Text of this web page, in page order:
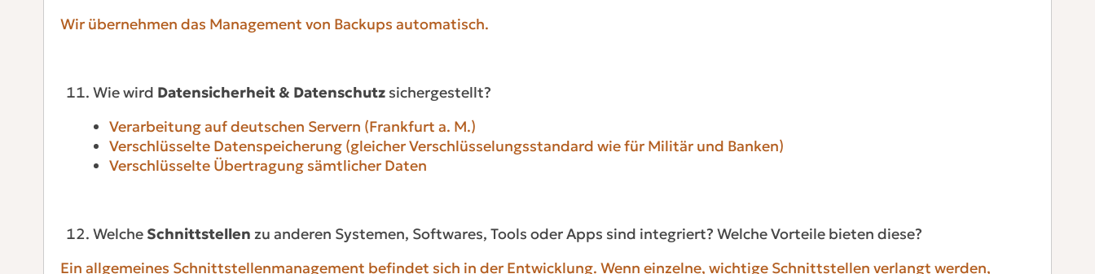
Wir übernehmen das Management von Backups automatisch.
Wie wird Datensicherheit & Datenschutzsichergestellt?
Verarbeitung auf deutschen Servern (Frankfurt a. M.)
Verschlüsselte Datenspeicherung (gleicher Verschlüsselungsstandard wie für Militär und Banken)
Verschlüsselte Übertragung sämtlicher Daten
Welche Schnittstellen zu anderen Systemen, Softwares, Tools oder Apps sind integriert? Welche Vorteile bieten diese?
Ein allgemeines Schnittstellenmanagement befindet sich in der Entwicklung. Wenn einzelne, wichtige Schnittstellen verlangt werden,